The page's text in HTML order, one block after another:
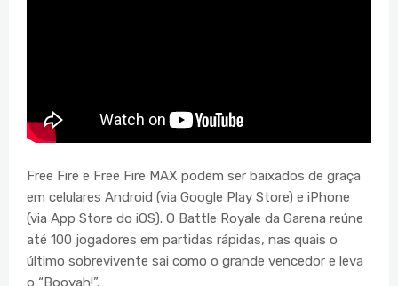
Free Fire e Free Fire MAX podem ser baixados de graça
em celulares Android (via Google Play Store) e iPhone
(via App Store do iOS). O Battle Royale da Garena reúne
até 100 jogadores em partidas rápidas, nas quais o
último sobrevivente sai como o grande vencedor e leva